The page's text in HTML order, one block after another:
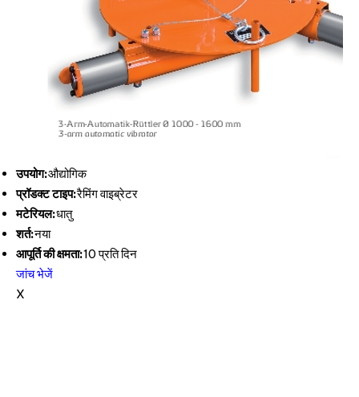
उपयोग:औद्योगिक
प्रॉडक्ट टाइप:रैमिंग वाइब्रेटर
मटेरियल:धातु
शर्त:नया
आपूर्ति की क्षमता:10 प्रति दिन
जांच भेजें
X